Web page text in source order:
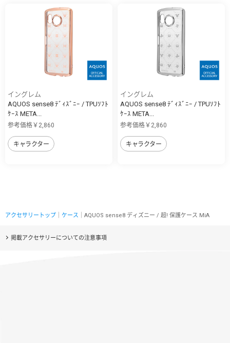
イングレム
AQUOS sense8 ﾃﾞｨｽﾞﾆｰ / TPUｿﾌﾄ
ｹｰｽ META...
参考価格￥2,860
キャラクター
イングレム
AQUOS sense8 ﾃﾞｨｽﾞﾆｰ / TPUｿﾌﾄ
ｹｰｽ META...
参考価格￥2,860
キャラクター
アクセサリートップ ケース ｜AQUOS sense8 ディズニー / 超! 保護ケース MiA
掲載アクセサリーについての注意事項